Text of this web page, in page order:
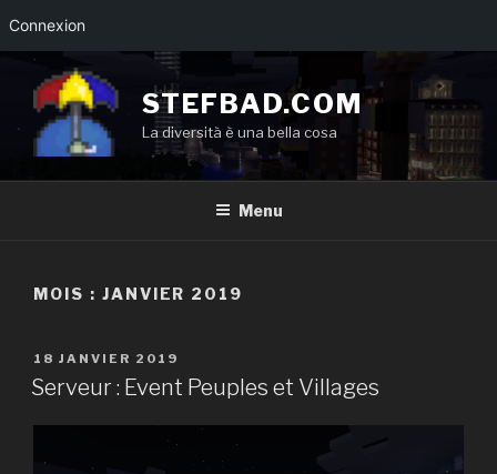
Connexion
contenu
principal
STEFBAD.COM
La diversità è una bella cosa
Menu
MOIS : JANVIER 2019
PUBLIÉ
LE
18 JANVIER 2019
Serveur : Event Peuples et Villages